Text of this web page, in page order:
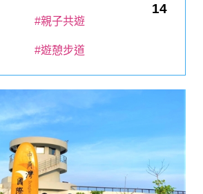
14
#親子共遊
#遊憩步道